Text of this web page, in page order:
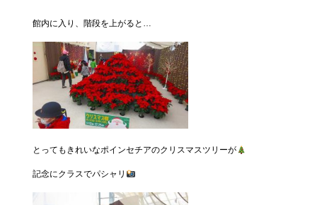
館内に入り、階段を上がると…
とってもきれいなポインセチアのクリスマスツリーが
記念にクラスでパシャリ